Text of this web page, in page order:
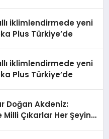
iklimlendirmede yeni
Plus Türkiye’de
iklimlendirmede yeni
Plus Türkiye’de
Doğan Akdeniz:
Milli Çıkarlar Her Şeyin